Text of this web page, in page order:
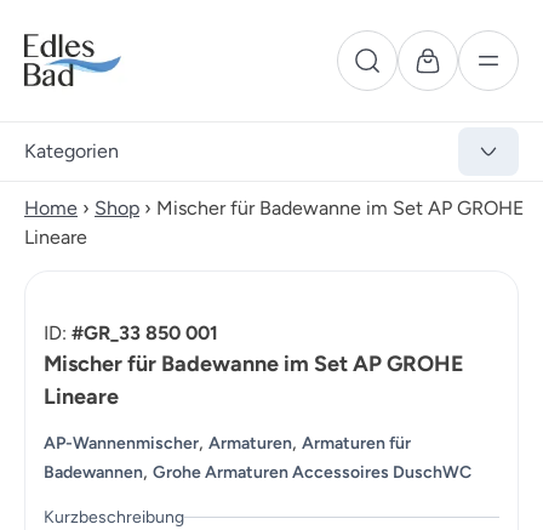
Kategorien
Home › Shop › Mischer für Badewanne im Set AP GROHE
Lineare
ID: #GR_33 850 001
Mischer für Badewanne im Set AP GROHE
Lineare
AP-Wannenmischer, Armaturen, Armaturen für
Badewannen, Grohe Armaturen Accessoires DuschWC
Kurzbeschreibung